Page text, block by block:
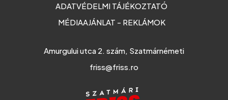
ADATVÉDELMI TÁJÉKOZTATÓ
MÉDIAAJÁNLAT - REKLÁMOK
Amurgului utca 2. szám, Szatmárnémeti
friss@friss.ro